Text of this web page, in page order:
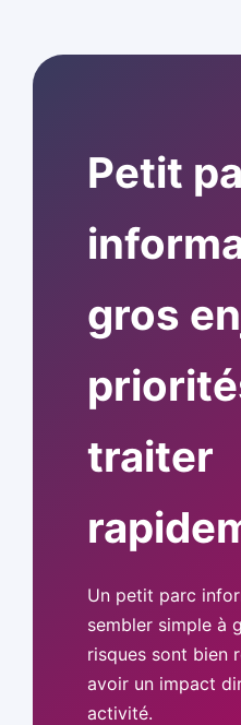
Petit
gros
traiter
Un petit parc
sembler simple à
risques sont bien
avoir un impact
activité.